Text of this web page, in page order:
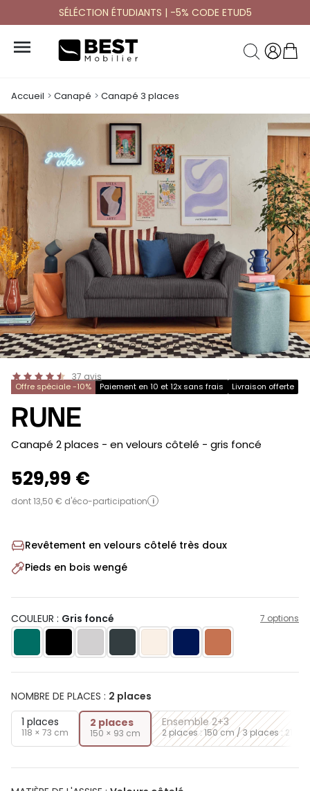
SÉLÉCTION ÉTUDIANTS | -5% CODE ETUD5

Accueil Canapé Canapé 3 places
37 avis
Offre spéciale -10% Paiement en 10 et 12x sans frais Livraison offerte
RUNE
-
Canapé 2 places - en velours côtelé - gris foncé
529,99 €
dont 13,50 € d'éco-participation i
Revêtement en velours côtelé très doux
Pieds en bois wengé
COULEUR : Gris foncé 7 options
NOMBRE DE PLACES : 2 places
1 places
118 × 73 cm
2 places
150 × 93 cm
Ensemble 2+3
2 places : 150 cm / 3 places : 210 ×